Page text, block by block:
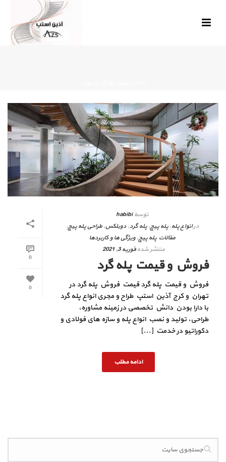
0
0
توسط habibi
درانواع پله,پله پیچ,پله گرد,دوبلکس,طراحی پله پیچ,
مقالات پله پیچ,ویژگی ها و کاربردها
منتشر شده فوریه 3, 2021
فروش و قیمت پله گرد
فروش و قیمت پله گرد قیمت فروش پله گرد در
تهران و کرج آذین استپ طراح و مجری انواع پله گرد
با دارا بودن دانش تخصصی در زمینه مشاوره،
طراحی، تولید و نصب انواع پله و سازه های فولادی و
دکوراتیو در خدمت [...]
ادامه مطلب